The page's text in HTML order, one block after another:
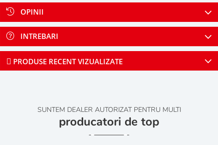
OPINII
INTREBARI
PRODUSE RECENT VIZUALIZATE
SUNTEM DEALER AUTORIZAT PENTRU MULTI
producatori de top